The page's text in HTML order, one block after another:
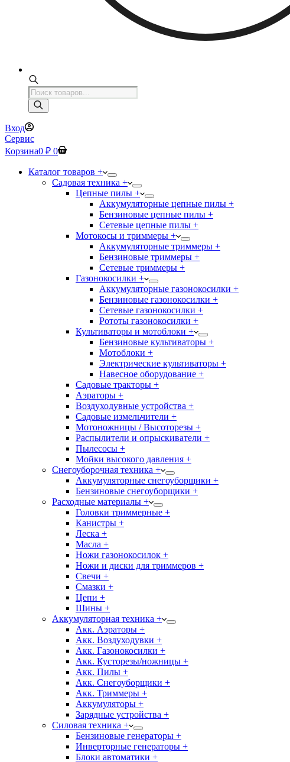
Поиск
товаров
Вход
Сервис
Корзина0 ₽ 0
Каталог товаров +
Садовая техника +
Цепные пилы +
Аккумуляторные цепные пилы +
Бензиновые цепные пилы +
Сетевые цепные пилы +
Мотокосы и триммеры +
Аккумуляторные триммеры +
Бензиновые триммеры +
Сетевые триммеры +
Газонокосилки +
Аккумуляторные газонокосилки +
Бензиновые газонокосилки +
Сетевые газонокосилки +
Рототы газонокосилки +
Культиваторы и мотоблоки +
Бензиновые культиваторы +
Мотоблоки +
Электрические культиваторы +
Навесное оборудование +
Садовые тракторы +
Аэраторы +
Воздуходувные устройства +
Садовые измельчители +
Мотоножницы / Высоторезы +
Распылители и опрыскиватели +
Пылесосы +
Мойки высокого давления +
Снегоуборочная техника +
Аккумуляторные снегоуборщики +
Бензиновые снегоуборщики +
Расходные материалы +
Головки триммерные +
Канистры +
Леска +
Масла +
Ножи газонокосилок +
Ножи и диски для триммеров +
Свечи +
Смазки +
Цепи +
Шины +
Аккумуляторная техника +
Акк. Аэраторы +
Акк. Воздуходувки +
Акк. Газонокосилки +
Акк. Кусторезы/ножницы +
Акк. Пилы +
Акк. Снегоуборщики +
Акк. Триммеры +
Аккумуляторы +
Зарядные устройства +
Силовая техника +
Бензиновые генераторы +
Инверторные генераторы +
Блоки автоматики +